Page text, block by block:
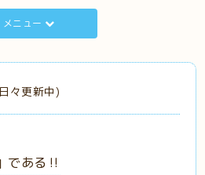
メニュー
々更新中)
である‼️